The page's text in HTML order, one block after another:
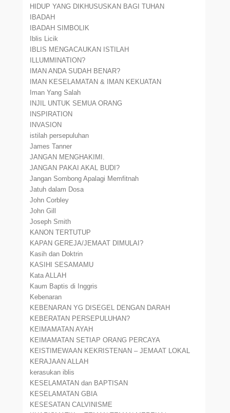
HIDUP YANG DIKHUSUSKAN BAGI TUHAN
IBADAH
IBADAH SIMBOLIK
Iblis Licik
IBLIS MENGACAUKAN ISTILAH
ILLUMMINATION?
IMAN ANDA SUDAH BENAR?
IMAN KESELAMATAN & IMAN KEKUATAN
Iman Yang Salah
INJIL UNTUK SEMUA ORANG
INSPIRATION
INVASION
istilah persepuluhan
James Tanner
JANGAN MENGHAKIMI.
JANGAN PAKAI AKAL BUDI?
Jangan Sombong Apalagi Memfitnah
Jatuh dalam Dosa
John Corbley
John Gill
Joseph Smith
KANON TERTUTUP
KAPAN GEREJA/JEMAAT DIMULAI?
Kasih dan Doktrin
KASIHI SESAMAMU
Kata ALLAH
Kaum Baptis di Inggris
Kebenaran
KEBENARAN YG DISEGEL DENGAN DARAH
KEBERATAN PERSEPULUHAN?
KEIMAMATAN AYAH
KEIMAMATAN SETIAP ORANG PERCAYA
KEISTIMEWAAN KEKRISTENAN – JEMAAT LOKAL
KERAJAAN ALLAH
kerasukan iblis
KESELAMATAN dan BAPTISAN
KESELAMATAN GBIA
KESESATAN CALVINISME